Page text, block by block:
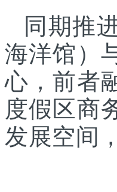
同期推
海洋馆）
心，前者
度假区商
发展空间